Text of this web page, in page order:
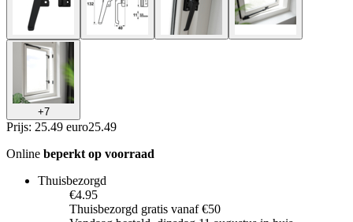
+7
Prijs: 25.49 euro25.49
Online beperkt op voorraad
Thuisbezorgd
€4.95
Thuisbezorgd gratis vanaf €50